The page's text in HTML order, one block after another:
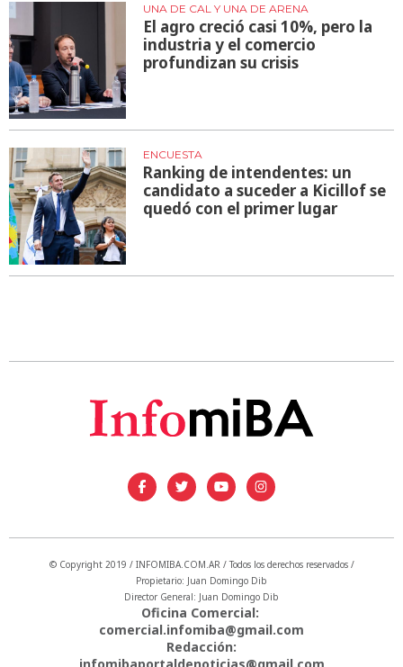
UNA DE CAL Y UNA DE ARENA
El agro creció casi 10%, pero la
industria y el comercio
profundizan su crisis
ENCUESTA
Ranking de intendentes: un
candidato a suceder a Kicillof se
quedó con el primer lugar
© Copyright 2019 / INFOMIBA.COM.AR / Todos los derechos reservados /
Propietario: Juan Domingo Dib
Director General: Juan Domingo Dib
Oficina Comercial:
comercial.infomiba@gmail.com
Redacción: